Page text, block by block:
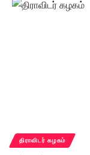
திராவிடர் கழகம்